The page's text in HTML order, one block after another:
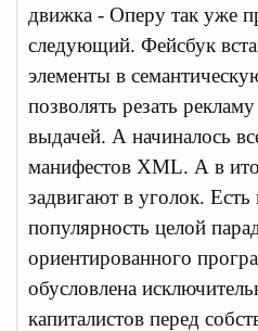
движка - Оперу так уже
следующий. Фейсбук
элементы в
позволять резать
выдачей. А начиналось
манифестов XML. А в
задвигают в уголок.
популярность целой
ориентированного
обусловлена
капиталистов перед